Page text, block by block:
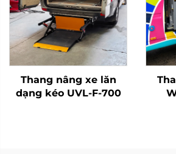
Thang nâng xe lăn
dạng kéo UVL-F-700